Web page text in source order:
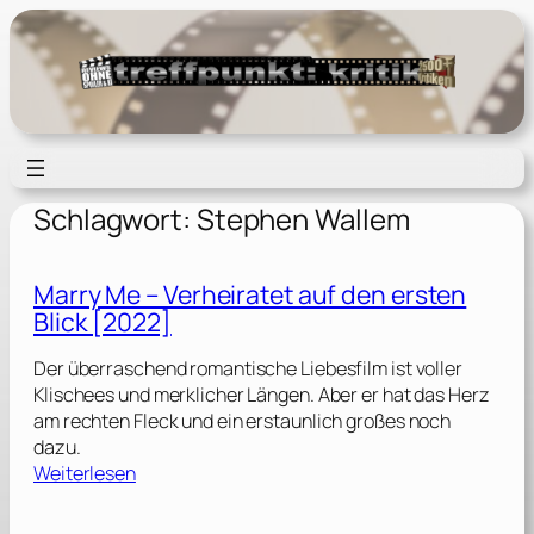
Zum
Inhalt
springen
Schlagwort: Stephen Wallem
Marry Me – Verheiratet auf den ersten
Blick [2022]
Der überraschend romantische Liebesfilm ist voller
Klischees und merklicher Längen. Aber er hat das Herz
am rechten Fleck und ein erstaunlich großes noch
dazu.
Weiterlesen: